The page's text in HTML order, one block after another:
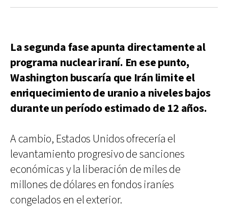
La segunda fase apunta directamente al
programa nuclear iraní. En ese punto,
Washington buscaría que Irán limite el
enriquecimiento de uranio a niveles bajos
durante un período estimado de 12 años.
A cambio, Estados Unidos ofrecería el
levantamiento progresivo de sanciones
económicas y la liberación de miles de
millones de dólares en fondos iraníes
congelados en el exterior.